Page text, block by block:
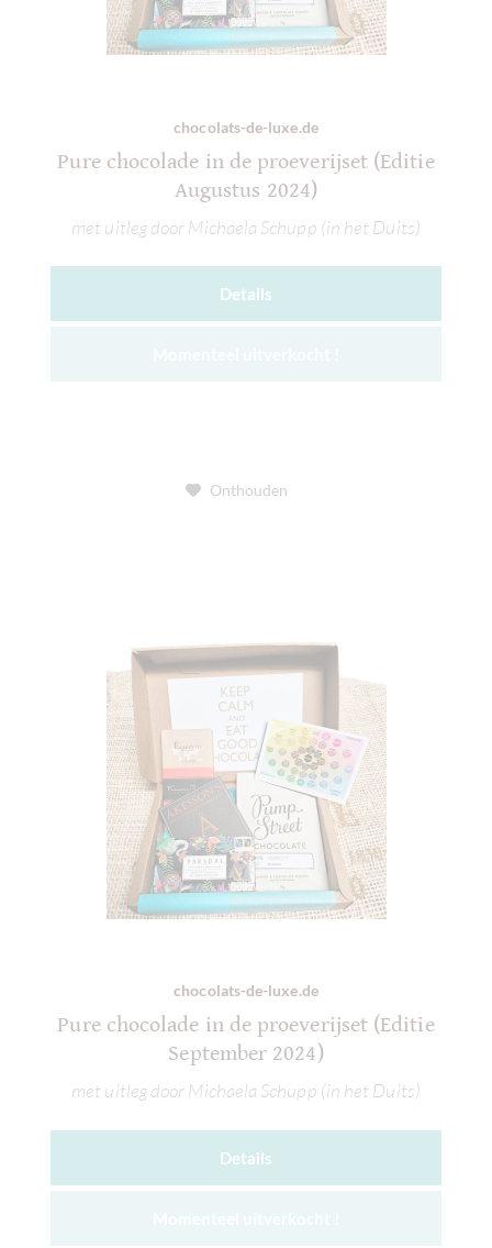
chocolats-de-luxe.de
Pure chocolade in de proeverijset (Editie
Augustus 2024)
met uitleg door Michaela Schupp (in het Duits)
Details
Onthouden
chocolats-de-luxe.de
Pure chocolade in de proeverijset (Editie
September 2024)
met uitleg door Michaela Schupp (in het Duits)
Details